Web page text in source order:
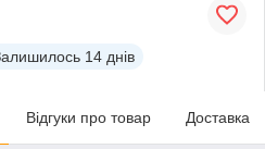
14 днів
Відгуки про товар Доставка